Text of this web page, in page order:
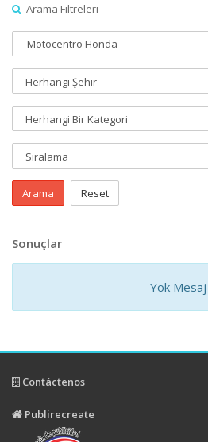
Arama Filtreleri
Arama Reset
Sonuçlar
Yok Mesaj
Contáctenos
Publirecreate